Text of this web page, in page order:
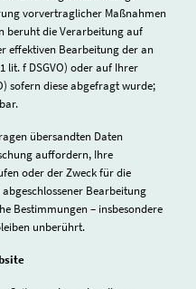
vorvertraglicher Maßnahmen
beruht die Verarbeitung auf
effektiven Bearbeitung der an
lit. f DSGVO) oder auf Ihrer
sofern diese abgefragt wurde;
übersandten Daten
auffordern, Ihre
oder der Zweck für die
Bearbeitung
Bestimmungen – insbesondere
unberührt.